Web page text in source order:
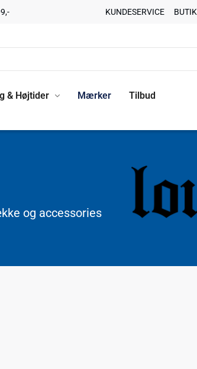
KUNDESERVICE
& Højtider Mærker
Tilbud
og accessories